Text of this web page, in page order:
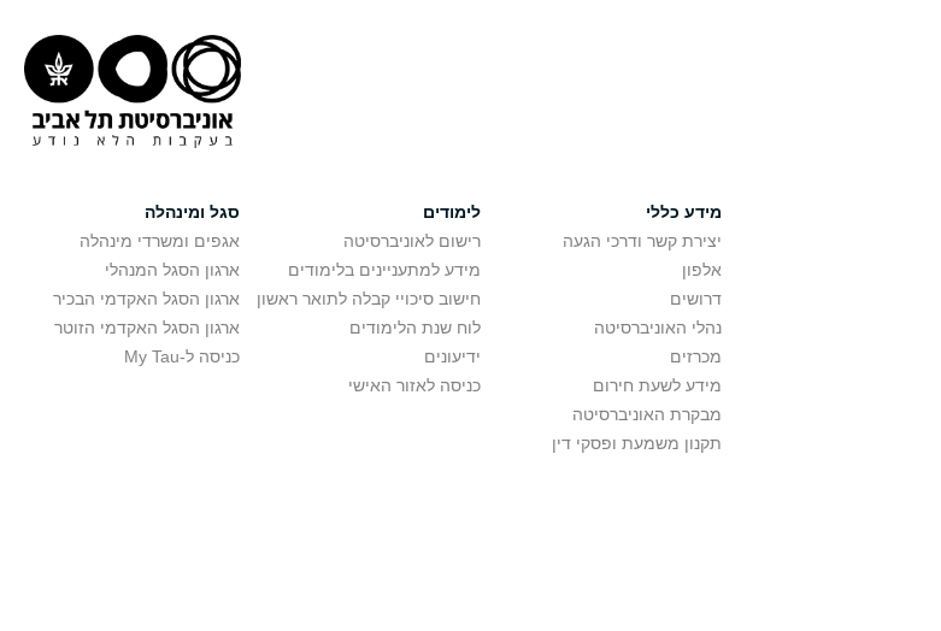
מידע כללי
יצירת קשר ודרכי הגעה
אלפון
דרושים
נהלי האוניברסיטה
מכרזים
מידע לשעת חירום
מבקרת האוניברסיטה
תקנון משמעת ופסקי דין
לימודים
רישום לאוניברסיטה
מידע למתעניינים בלימודים
חישוב סיכויי קבלה לתואר ראשון
לוח שנת הלימודים
ידיעונים
כניסה לאזור האישי
סגל ומינהלה
אגפים ומשרדי מינהלה
ארגון הסגל המנהלי
ארגון הסגל האקדמי הבכיר
ארגון הסגל האקדמי הזוטר
כניסה ל-My Tau